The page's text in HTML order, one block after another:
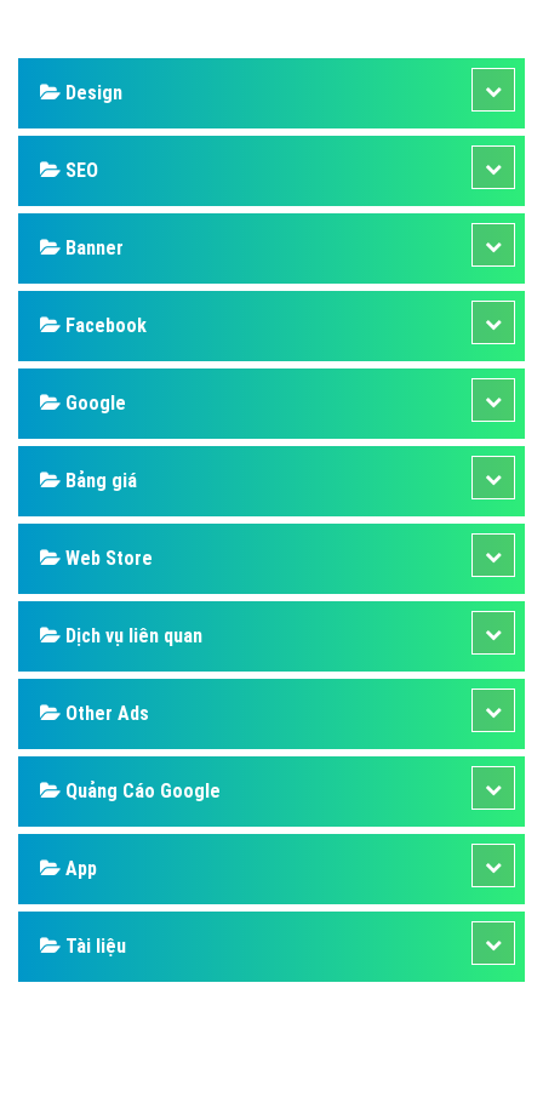
Design
SEO
Banner
Facebook
Google